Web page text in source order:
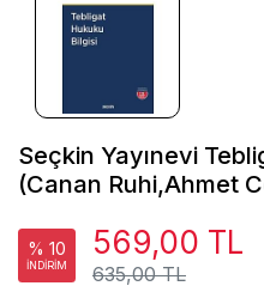
Seçkin Yayınevi
(Canan Ruhi,Ahmet
% 10
İNDİRİM 635,00 TL
569,00 TL